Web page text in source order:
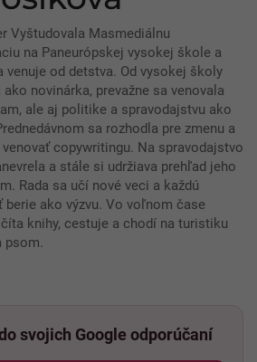
Vyštudovala Masmediálnu
na Paneurópskej vysokej škole a
venuje od detstva. Od vysokej školy
ako novinárka, prevažne sa venovala
ale aj politike a spravodajstvu ako
sa rozhodla pre zmenu a
venovať copywritingu. Na spravodajstvo
a stále si udržiava prehľad jeho
Rada sa učí nové veci a každú
berie ako výzvu. Vo voľnom čase
knihy, cestuje a chodí na turistiku
psom.
svojich Google odporúčaní